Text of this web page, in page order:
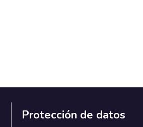
Protección de datos